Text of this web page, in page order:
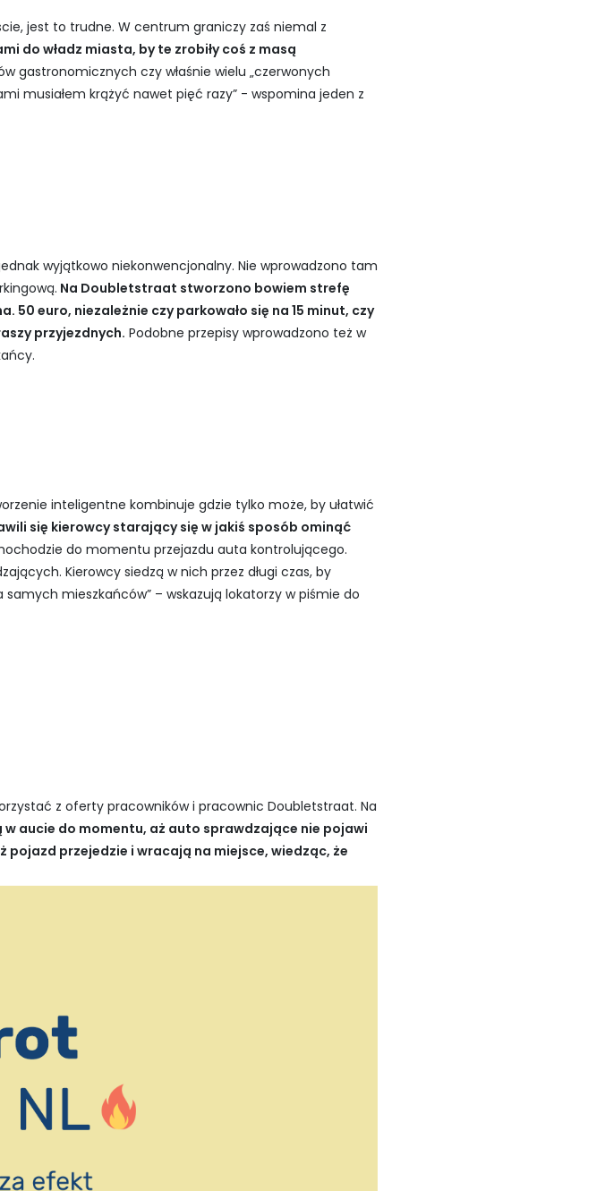
jest to trudne. W centrum graniczy zaś niemal z
do władz miasta, by te zrobiły coś z masą
gastronomicznych czy właśnie wielu „czerwonych
musiałem krążyć nawet pięć razy” - wspomina jeden z
jednak wyjątkowo niekonwencjonalny. Nie wprowadzono tam
Na Doubletstraat stworzono bowiem strefę
50 euro, niezależnie czy parkowało się na 15 minut, czy
przyjezdnych. Podobne przepisy wprowadzono też w
inteligentne kombinuje gdzie tylko może, by ułatwić
się kierowcy starający się w jakiś sposób ominąć
do momentu przejazdu auta kontrolującego.
Kierowcy siedzą w nich przez długi czas, by
mieszkańców” – wskazują lokatorzy w piśmie do
z oferty pracowników i pracownic Doubletstraat. Na
w aucie do momentu, aż auto sprawdzające nie pojawi
pojazd przejedzie i wracają na miejsce, wiedząc, że